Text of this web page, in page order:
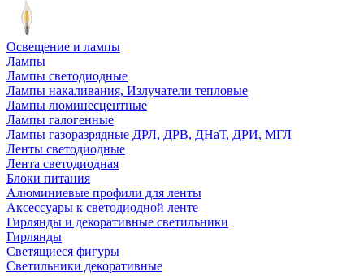
Освещение и лампы
Лампы
Лампы светодиодные
Лампы накаливания, Излучатели тепловые
Лампы люминесцентные
Лампы галогенные
Лампы газоразрядные ДРЛ, ДРВ, ДНаТ, ДРИ, МГЛ
Ленты светодиодные
Лента светодиодная
Блоки питания
Алюминиевые профили для ленты
Аксессуары к светодиодной ленте
Гирлянды и декоративные светильники
Гирлянды
Светящиеся фигуры
Светильники декоративные